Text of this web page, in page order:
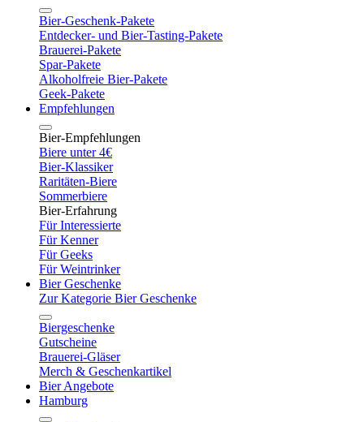
Bier-Geschenk-Pakete
Entdecker- und Bier-Tasting-Pakete
Brauerei-Pakete
Spar-Pakete
Alkoholfreie Bier-Pakete
Geek-Pakete
Empfehlungen
Bier-Empfehlungen
Biere unter 4€
Bier-Klassiker
Raritäten-Biere
Sommerbiere
Bier-Erfahrung
Für Interessierte
Für Kenner
Für Geeks
Für Weintrinker
Bier Geschenke
Zur Kategorie Bier Geschenke
Biergeschenke
Gutscheine
Brauerei-Gläser
Merch & Geschenkartikel
Bier Angebote
Hamburg